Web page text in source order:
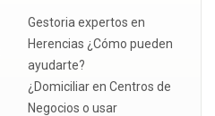
Gestoria expertos en
Herencias ¿Cómo pueden
ayudarte?
¿Domiciliar en Centros de
Negocios o usar